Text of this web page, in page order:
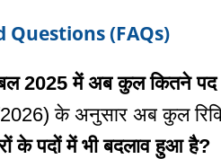
Questions (FAQs)
2025 में अब कुल कितने
के अनुसार अब कुल
के पदों में भी बदलाव हुआ है?